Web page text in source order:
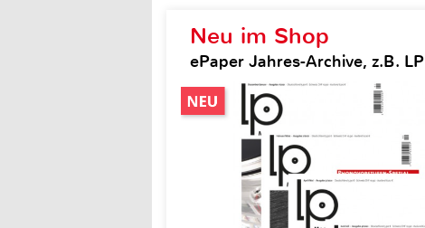
Neu im Shop
ePaper Jahres-Archive, z.B. LP